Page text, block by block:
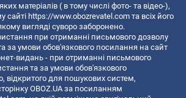
матеріалів ( в тому числі фото- та відео-),
сайті https://www.obozrevatel.com та всіх його
вигляді суворо заборонено.
при отриманні письмового дозволу
за умови обов'язкового посилання на сайт
видань - при отриманні письмового
та за умови обов'язкового
відкритого для пошукових систем,
OBOZ.UA за посиланням